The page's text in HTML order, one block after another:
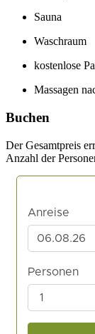
Sauna
Waschraum
kostenlose
Massagen
Buchen
Der Gesamtpreis
Anzahl der